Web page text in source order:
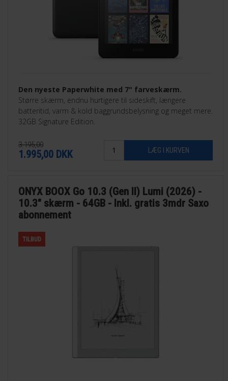
Den nyeste Paperwhite med 7" farveskærm.
Større skærm, endnu hurtigere til sideskift, længere
batteritid, varm & kold baggrundsbelysning og meget mere.
32GB Signature Edition.
3.195,00
1.995,00 DKK
ONYX BOOX Go 10.3 (Gen II) Lumi (2026) -
10.3" skærm - 64GB - Inkl. gratis 3mdr Saxo
abonnement
TILBUD